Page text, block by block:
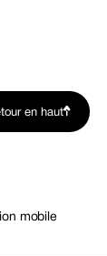
en haut
mobile